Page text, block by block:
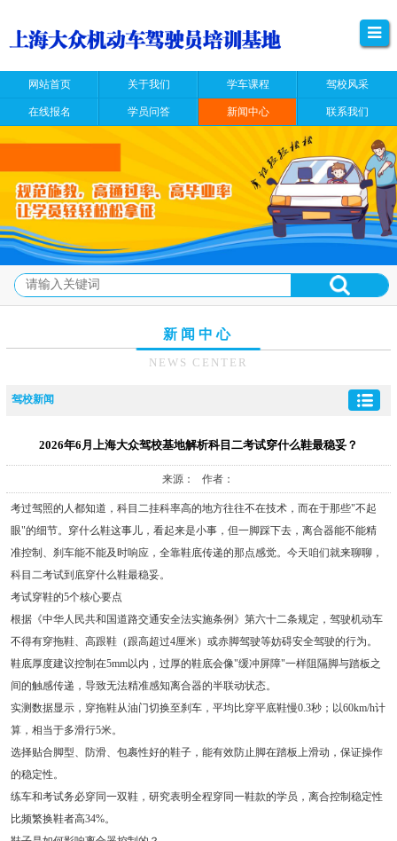
网站首页 关于我们 学车课程 驾校风采
在线报名 学员问答 新闻中心 联系我们
新闻中心
NEWS CENTER
驾校新闻
2026年6月上海大众驾校基地解析科目二考试穿什么鞋最稳妥？
来源： 作者：
考过驾照的人都知道，科目二挂科率高的地方往往不在技术，而在于那些"不起
眼"的细节。穿什么鞋这事儿，看起来是小事，但一脚踩下去，离合器能不能精
准控制、刹车能不能及时响应，全靠鞋底传递的那点感觉。今天咱们就来聊聊，
科目二考试到底穿什么鞋最稳妥。
考试穿鞋的5个核心要点
根据《中华人民共和国道路交通安全法实施条例》第六十二条规定，驾驶机动车
不得有穿拖鞋、高跟鞋（跟高超过4厘米）或赤脚驾驶等妨碍安全驾驶的行为。
鞋底厚度建议控制在5mm以内，过厚的鞋底会像"缓冲屏障"一样阻隔脚与踏板之
间的触感传递，导致无法精准感知离合器的半联动状态。
实测数据显示，穿拖鞋从油门切换至刹车，平均比穿平底鞋慢0.3秒；以60km/h计
算，相当于多滑行5米。
选择贴合脚型、防滑、包裹性好的鞋子，能有效防止脚在踏板上滑动，保证操作
的稳定性。
练车和考试务必穿同一双鞋，研究表明全程穿同一鞋款的学员，离合控制稳定性
比频繁换鞋者高34%。